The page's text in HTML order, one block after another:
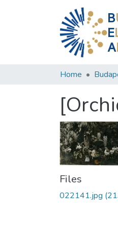
B
E
A
Home
Files
022141.jpg